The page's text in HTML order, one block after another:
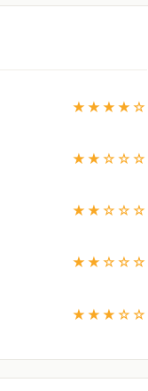
★★★★☆
★★☆☆☆
★★☆☆☆
★★☆☆☆
★★★☆☆